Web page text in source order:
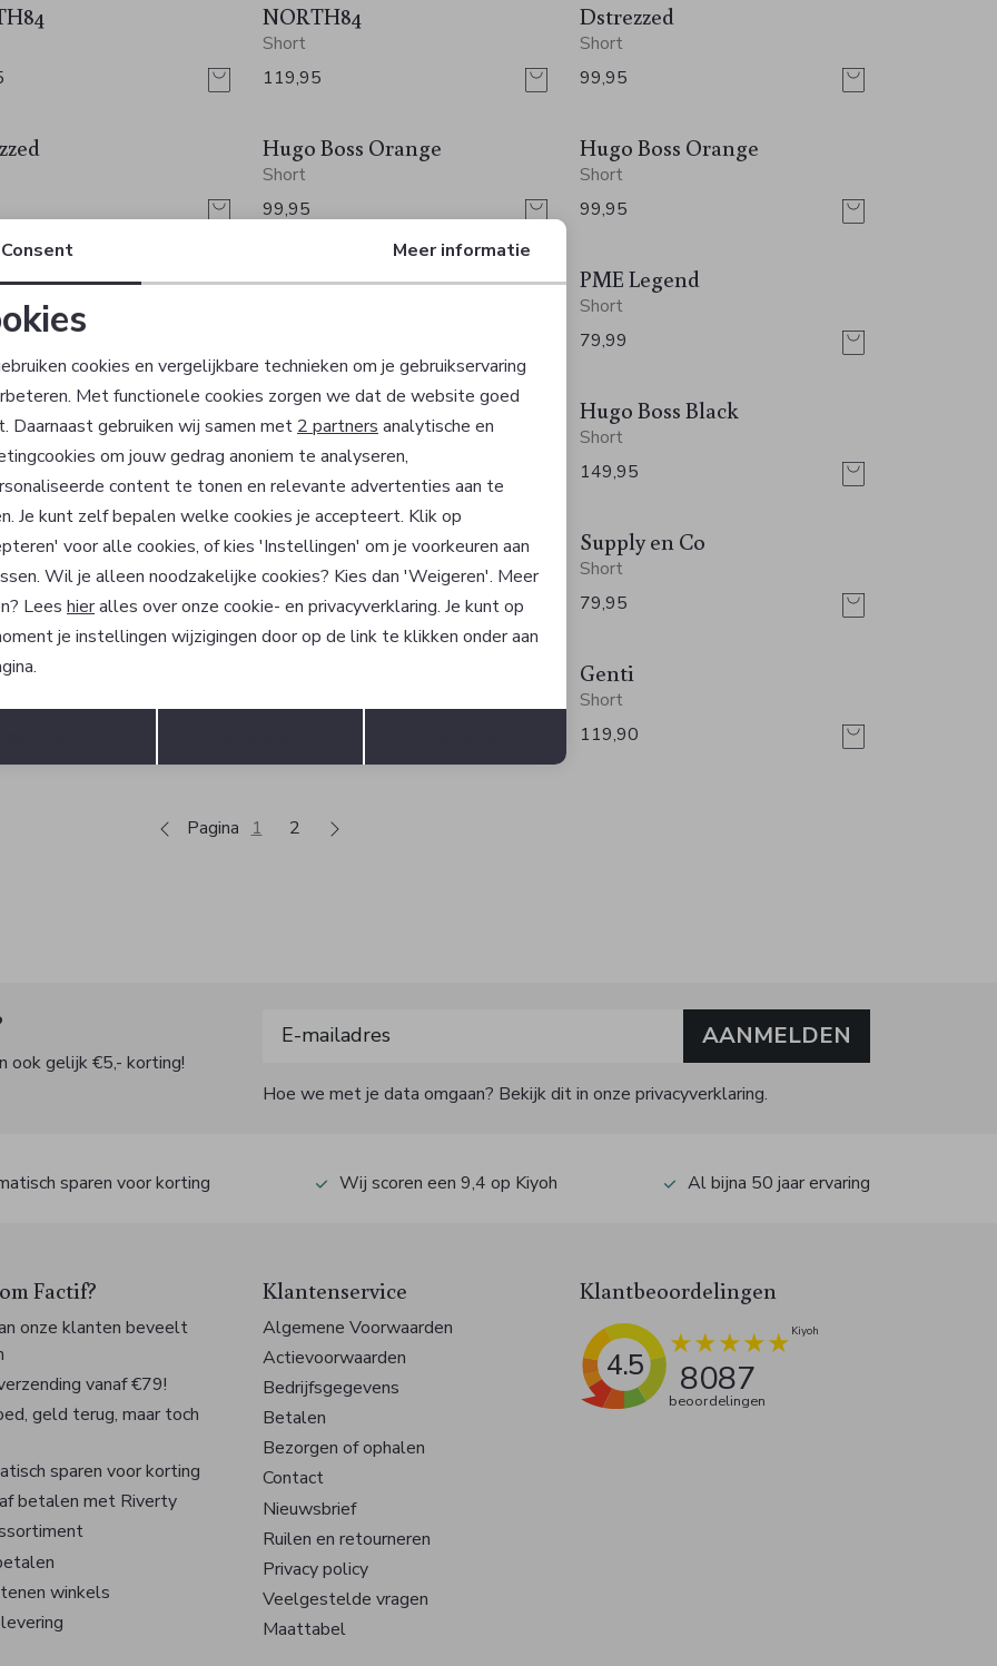
NORTH84
Short
119,95
Dstrezzed
Short
99,95
Hugo Boss Orange
Short
99,95
Hugo Boss Orange
Short
99,95
Orange Vanguard PME Legend
Short
79,99
Hugo Boss Orange
Short
Hugo Boss Black
Short
149,95
en Co Butcher of Blue
Short
99,95
Supply en Co
Short
79,95
Genti
Short
119,90
Pagina 1 2
ook gelijk €5,- korting!
AANMELDEN
Hoe we met je data omgaan? Bekijk dit in onze privacyverklaring.
sparen voor korting Wij scoren een 9,4 op Kiyoh Al bijna 50 jaar ervaring
Factif?
onze klanten beveelt
vanaf €79!
geld terug, maar toch
sparen voor korting
betalen met Riverty
winkels
Klantenservice
Algemene Voorwaarden
Actievoorwaarden
Bedrijfsgegevens
Betalen
Bezorgen of ophalen
Contact
Nieuwsbrief
Ruilen en retourneren
Privacy policy
Veelgestelde vragen
Maattabel
Klantbeoordelingen
4.5 8087
beoordelingen
cookies Marketing cookies
Terug Opslaan
Consent Meer informatie
cookies en vergelijkbare technieken om je gebruikservaring
Met functionele cookies zorgen we dat de website goed
Daarnaast gebruiken wij samen met 2 partners analytische en
om jouw gedrag anoniem te analyseren,
content te tonen en relevante advertenties aan te
Je kunt zelf bepalen welke cookies je accepteert. Klik op
voor alle cookies, of kies 'Instellingen' om je voorkeuren aan
Wil je alleen noodzakelijke cookies? Kies dan 'Weigeren'. Meer
Lees hieralles over onze cookie- en privacyverklaring. Je kunt op
je instellingen wijzigingen door op de link te klikken onder aan